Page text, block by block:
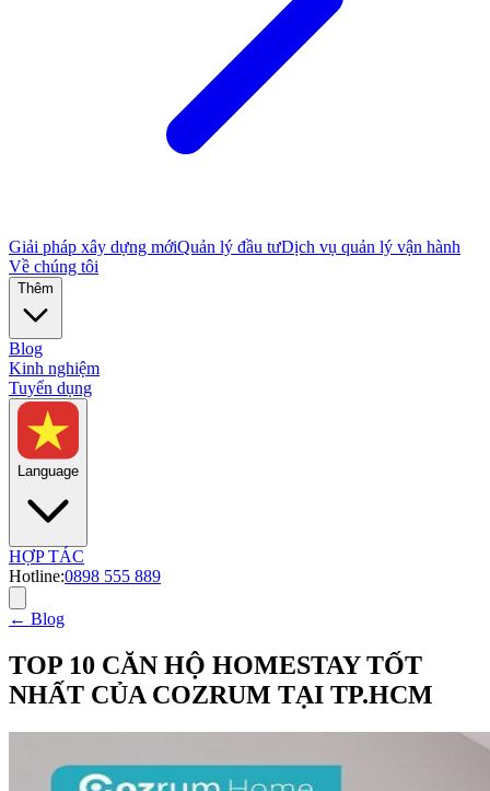
Giải pháp xây dựng mớiQuản lý đầu tưDịch vụ quản lý vận hành
Về chúng tôi
Thêm
Blog
Kinh nghiệm
Tuyển dụng
Language
HỢP TÁC
Hotline:0898 555 889
← Blog
TOP 10 CĂN HỘ HOMESTAY TỐT
NHẤT CỦA COZRUM TẠI TP.HCM